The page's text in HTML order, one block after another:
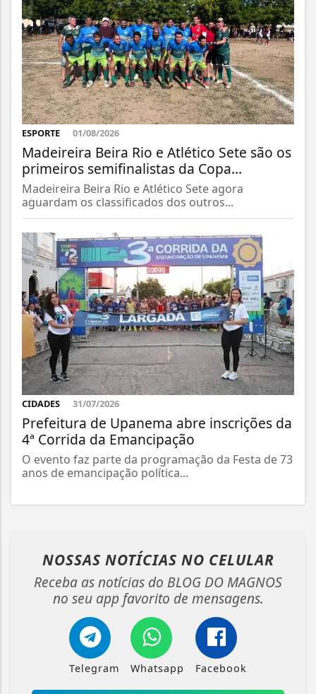
ESPORTE 01/08/2026
Madeireira Beira Rio e Atlético Sete são os
primeiros semifinalistas da Copa...
Madeireira Beira Rio e Atlético Sete agora
aguardam os classificados dos outros...
CIDADES 31/07/2026
Prefeitura de Upanema abre inscrições da
4ª Corrida da Emancipação
O evento faz parte da programação da Festa de 73
anos de emancipação política...
NOSSAS NOTÍCIAS NO CELULAR
Receba as notícias do BLOG DO MAGNOS
no seu app favorito de mensagens.
Telegram Whatsapp Facebook